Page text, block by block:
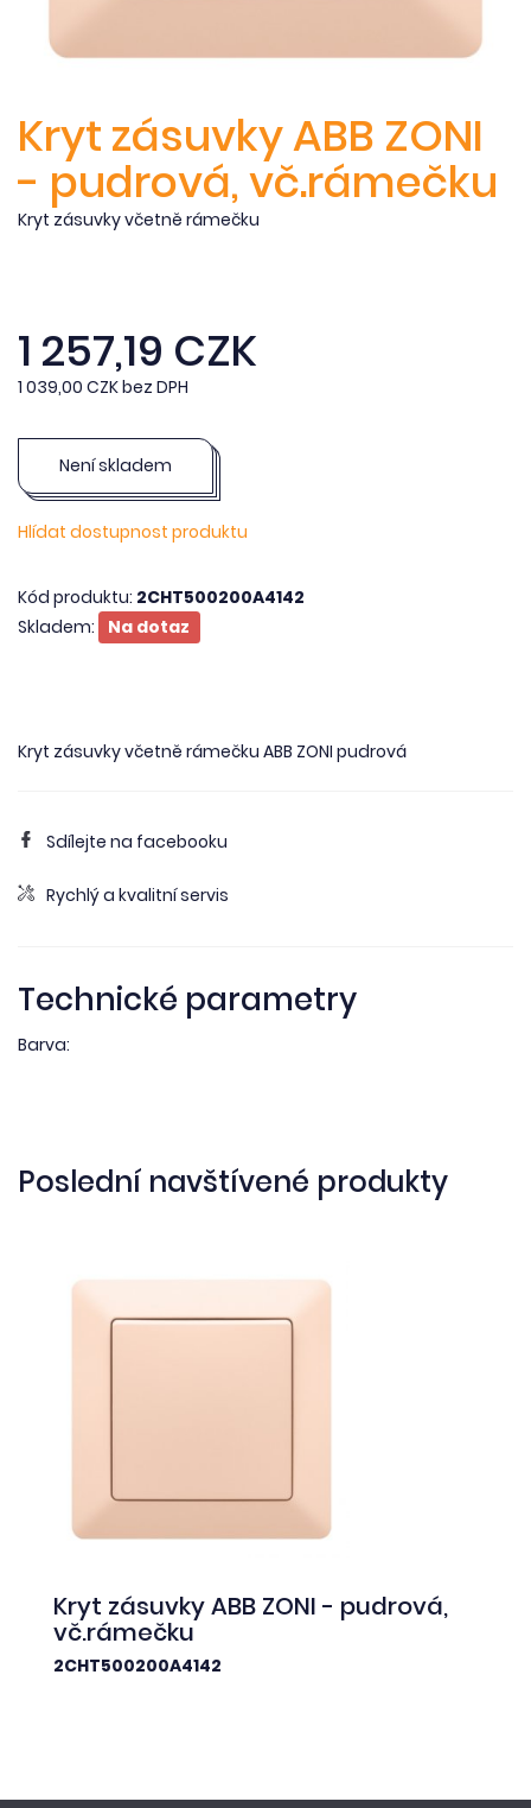
Kryt zásuvky ABB ZONI
- pudrová, vč.rámečku
Kryt zásuvky včetně rámečku
1 257,19 CZK
1 039,00 CZK bez DPH
Není skladem
Hlídat dostupnost produktu
Kód produktu: 2CHT500200A4142
Skladem:
Na dotaz
Kryt zásuvky včetně rámečku ABB ZONI pudrová
Sdílejte na facebooku
Rychlý a kvalitní servis
Technické parametry
Barva:
Poslední navštívené produkty
Kryt zásuvky ABB ZONI - pudrová,
vč.rámečku
2CHT500200A4142